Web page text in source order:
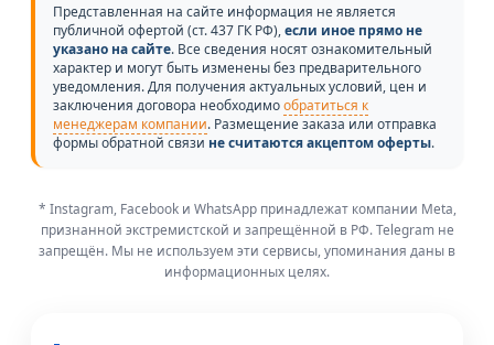
Представленная на сайте информация не является
публичной офертой (ст. 437 ГК РФ),если иное прямо не
указано на сайте. Все сведения носят ознакомительный
характер и могут быть изменены без предварительного
уведомления. Для получения актуальных условий, цен и
заключения договора необходимообратиться к
менеджерам компании. Размещение заказа или отправка
формы обратной связи не считаются акцептом оферты.
* Instagram, Facebook и WhatsApp принадлежат компании Meta,
признанной экстремистской и запрещённой в РФ. Telegram не
запрещён. Мы не используем эти сервисы, упоминания даны в
информационных целях.